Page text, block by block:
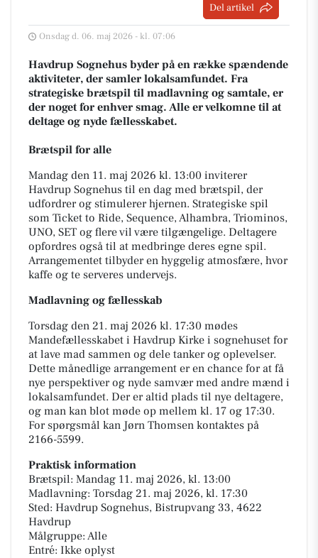
Del artikel
Onsdag d. 06. maj 2026 - kl. 07:06
Havdrup Sognehus byder på en række spændende
aktiviteter, der samler lokalsamfundet. Fra
strategiske brætspil til madlavning og samtale, er
der noget for enhver smag. Alle er velkomne til at
deltage og nyde fællesskabet.
Brætspil for alle
Mandag den 11. maj 2026 kl. 13:00 inviterer
Havdrup Sognehus til en dag med brætspil, der
udfordrer og stimulerer hjernen. Strategiske spil
som Ticket to Ride, Sequence, Alhambra, Triominos,
UNO, SET og flere vil være tilgængelige. Deltagere
opfordres også til at medbringe deres egne spil.
Arrangementet tilbyder en hyggelig atmosfære, hvor
kaffe og te serveres undervejs.
Madlavning og fællesskab
Torsdag den 21. maj 2026 kl. 17:30 mødes
Mandefællesskabet i Havdrup Kirke i sognehuset for
at lave mad sammen og dele tanker og oplevelser.
Dette månedlige arrangement er en chance for at få
nye perspektiver og nyde samvær med andre mænd i
lokalsamfundet. Der er altid plads til nye deltagere,
og man kan blot møde op mellem kl. 17 og 17:30.
For spørgsmål kan Jørn Thomsen kontaktes på
2166-5599.
Praktisk information
Brætspil: Mandag 11. maj 2026, kl. 13:00
Madlavning: Torsdag 21. maj 2026, kl. 17:30
Sted: Havdrup Sognehus, Bistrupvang 33, 4622
Havdrup
Målgruppe: Alle
Entré: Ikke oplyst